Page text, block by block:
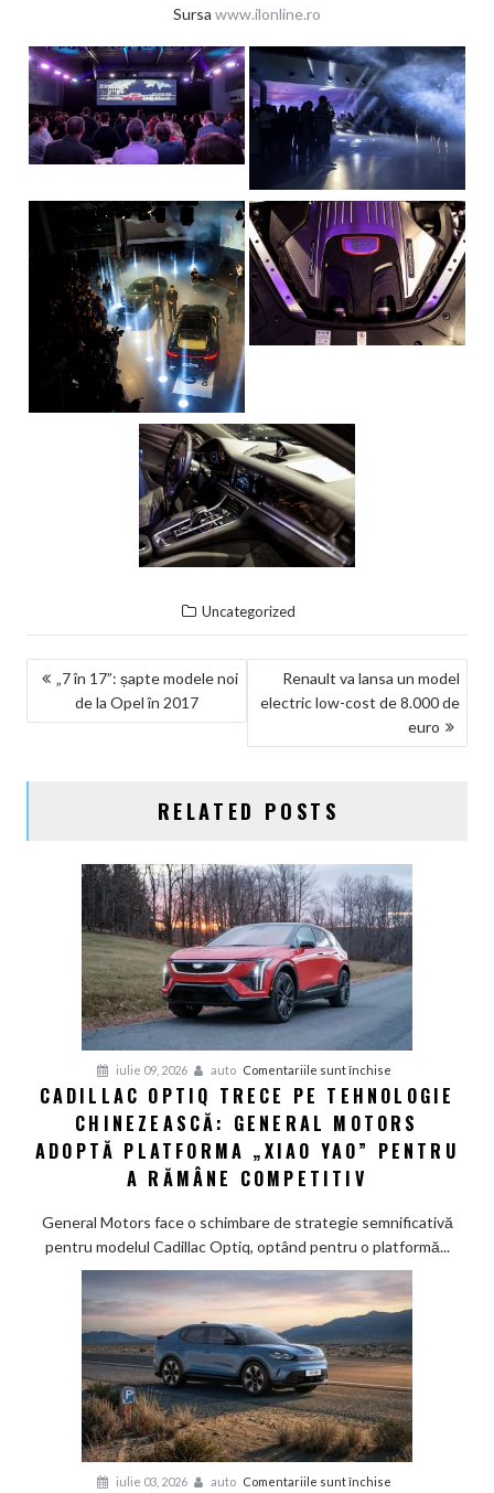
Sursa www.ilonline.ro
Uncategorized
NAVIGARE
„7 în 17”: șapte modele noi
de la Opel în 2017
Renault va lansa un model
electric low-cost de 8.000 de
euro
RELATED POSTS
iulie 09, 2026 auto Comentariile sunt închisepentru
Cadillac
Optiq
trece
chinezească:
General
platforma
Yao”
pentru
a
rămâne
competitiv
CADILLAC OPTIQ TRECE PE TEHNOLOGIE
CHINEZEASCĂ: GENERAL MOTORS
ADOPTĂ PLATFORMA „XIAO YAO” PENTRU
A RĂMÂNE COMPETITIV
General Motors face o schimbare de strategie semnificativă
pentru modelul Cadillac Optiq, optând pentru o platformă...
iulie 03, 2026 auto Comentariile sunt închisepentru